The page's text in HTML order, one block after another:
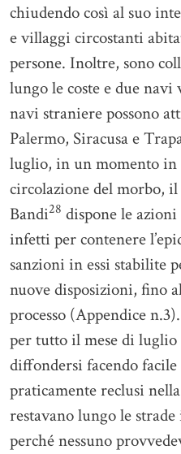
chiudendo così al suo
e villaggi circostanti
persone. Inoltre, sono
lungo le coste e due
navi straniere possono
Palermo, Siracusa e
luglio, in un momento in
circolazione del morbo,
Bandi28 dispone le
infetti per contenere
sanzioni in essi stabilite
nuove disposizioni, fino
processo (Appendice
per tutto il mese di luglio
diffondersi facendo facile
praticamente reclusi
restavano lungo le
perché nessuno